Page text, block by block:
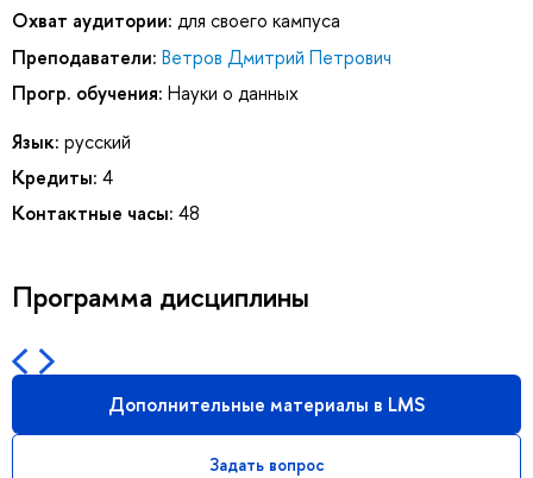
Охват аудитории: для своего кампуса
Преподаватели: Ветров Дмитрий Петрович
Прогр. обучения: Науки о данных
Язык: русский
Кредиты: 4
Контактные часы: 48
Программа дисциплины
Дополнительные материалы в LMS
Задать вопрос